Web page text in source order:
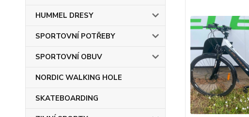
HUMMEL DRESY
SPORTOVNÍ POTŘEBY
SPORTOVNÍ OBUV
NORDIC WALKING HOLE
SKATEBOARDING